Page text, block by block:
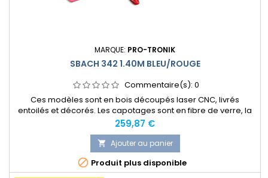
MARQUE: PRO-TRONIK
SBACH 342 1.40M BLEU/ROUGE
Commentaire(s): 0
Ces modèles sont en bois découpés laser CNC, livrés
entoilés et décorés. Les capotages sont en fibre de verre, la
motorisation est électrique ou thermique au choix.
Prix
259,87 €
 Ajouter au panier
 Produit plus disponible